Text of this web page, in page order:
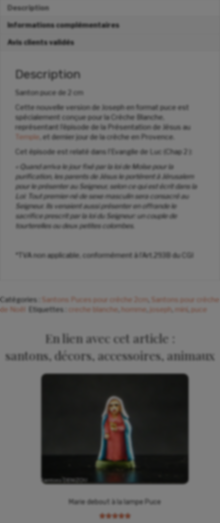
Description
Informations complémentaires
Avis clients validés
Description
Santon puce de 2 cm
Cette nouvelle version de Joseph en format puce est
spécialement conçue pour la Crèche Blanche,
représentant l’épisode de la Présentation de Jésus au
Temple , et dernier jour de la crèche en Provence.
Cet épisode est relaté dans l’Evangile de Luc (Chap 2 ):
« Quand arriva le jour fixé par la loi de Moïse pour la
purification, les parents de Jésus le portèrent à Jérusalem
pour le présenter au Seigneur, selon ce qui est écrit dans la
Loi: Tout premier-né de sexe masculin sera consacré au
Seigneur. Ils venaient aussi présenter en offrande le
sacrifice prescrit par la loi du Seigneur: un couple de
tourterelles ou deux petites colombes.
*TVA non applicable, conformément à l’Art.293B du CGI
Catégories : Santons Puces pour crèche 2cm
Santons pour crèche
de Noël
Etiquettes : creche blanche homme joseph mini puce
En lien avec cet article :
santons, décors, accessoires, animaux
Marie debout à la lampe Puce